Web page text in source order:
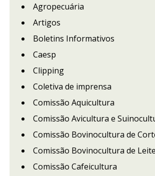
Agropecuária
Artigos
Boletins Informativos
Caesp
Clipping
Coletiva de imprensa
Comissão Aquicultura
Comissão Avicultura e
Comissão Bovinocultura de
Comissão Bovinocultura de Leite
Comissão Cafeicultura